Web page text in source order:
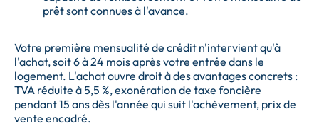
prêt sont connues à l'avance.
Votre première mensualité de crédit n'intervient qu'à
l'achat, soit 6 à 24 mois après votre entrée dans le
logement. L'achat ouvre droit à des avantages concrets :
TVA réduite à 5,5 %, exonération de taxe foncière
pendant 15 ans dès l'année qui suit l'achèvement, prix de
vente encadré.